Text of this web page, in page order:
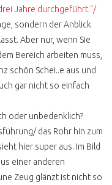
Jahre durchgeführt.“/
sondern der Anblick
Aber nur, wenn Sie
Bereich arbeiten muss,
schön Schei..e aus und
gar nicht so einfach
oder unbedenklich?
das Rohr hin zum
hier super aus. Im Bild
einer anderen
Zeug glänzt ist nicht so